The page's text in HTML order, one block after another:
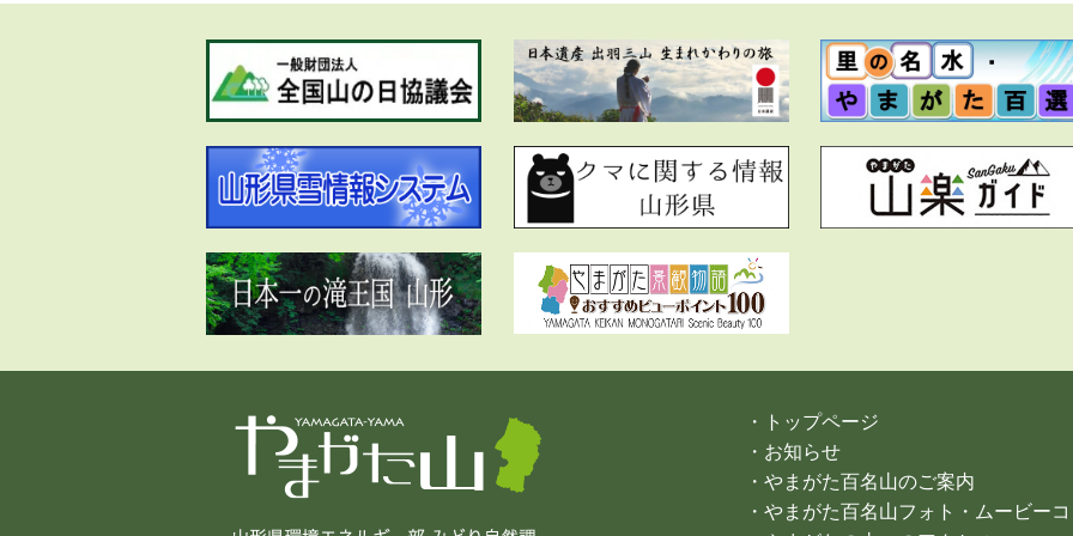
・トップページ
・お知らせ
・やまがた百名山のご案内
・やまがた百名山フォト・ムービー